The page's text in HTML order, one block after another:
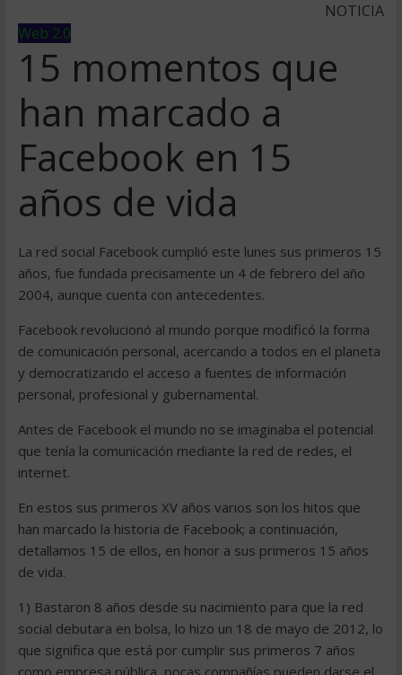
NOTICIA
Web 2.0
15 momentos que
han marcado a
Facebook en 15
años de vida
La red social Facebook cumplió este lunes sus primeros 15
años, fue fundada precisamente un 4 de febrero del año
2004, aunque cuenta con antecedentes.
Facebook revolucionó al mundo porque modificó la forma
de comunicación personal, acercando a todos en el planeta
y democratizando el acceso a fuentes de información
personal, profesional y gubernamental.
Antes de Facebook el mundo no se imaginaba el potencial
que tenía la comunicación mediante la red de redes, el
internet.
En estos sus primeros XV años varios son los hitos que
han marcado la historia de Facebook; a continuación,
detallamos 15 de ellos, en honor a sus primeros 15 años
de vida.
1) Bastaron 8 años desde su nacimiento para que la red
social debutara en bolsa, lo hizo un 18 de mayo de 2012, lo
que significa que está por cumplir sus primeros 7 años
como empresa pública, pocas compañías pueden darse el